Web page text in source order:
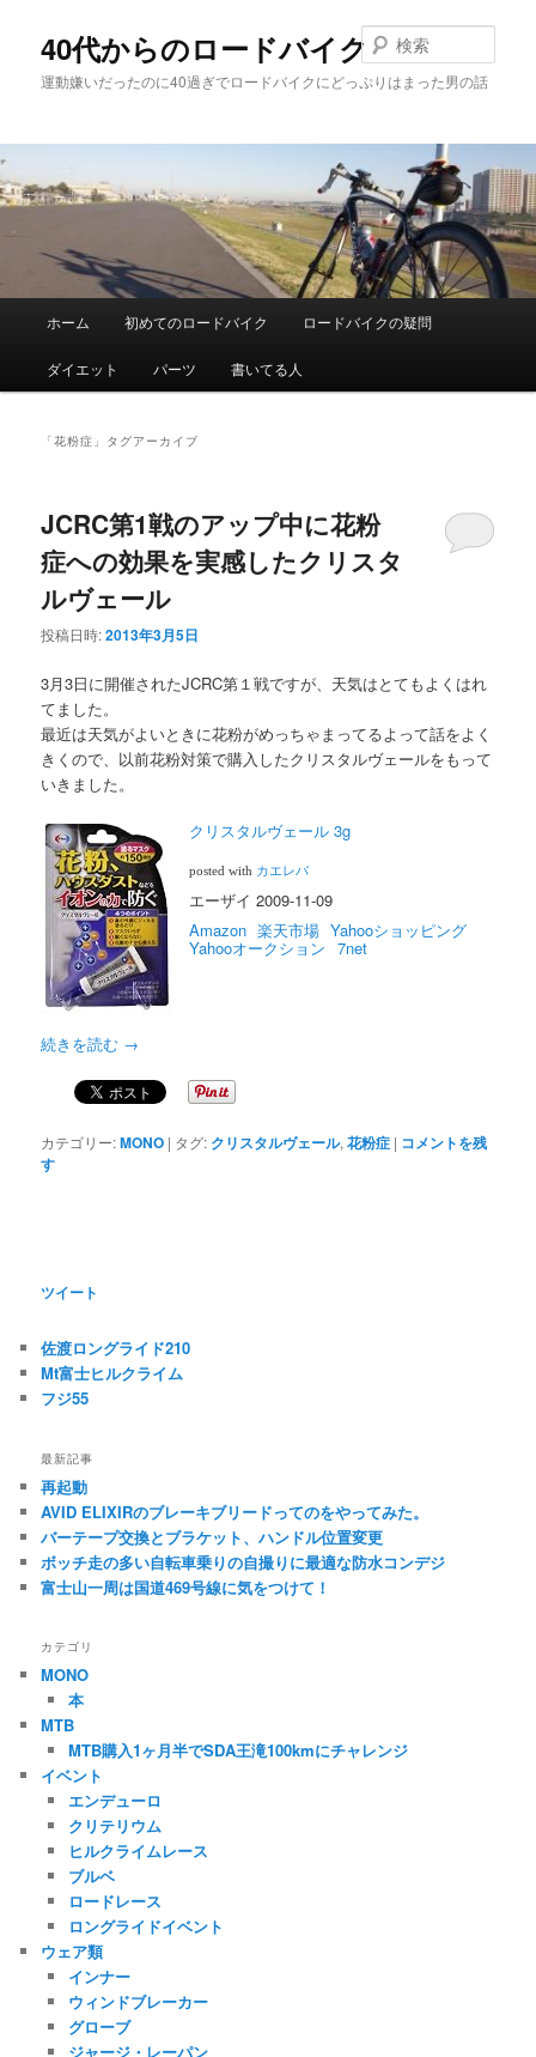
テ
ン
ツ
へ
移
ン
ツ
へ
移
動
40代からのロードバイク
運動嫌いだったのに40過ぎでロードバイクにどっぷりはまった男の話
索
メ
ホーム 初めてのロードバイク ロードバイクの疑問
ダイエット パーツ 書いてる人
「花粉症 」タグアーカイブ
JCRC第1戦のアップ中に花粉
症への効果を実感したクリスタ
ルヴェール
投稿日時:2013年3月5日
3月3日に開催されたJCRC第１戦ですが、天気はとてもよくはれ
てました。
最近は天気がよいときに花粉がめっちゃまってるよって話をよく
きくので、以前花粉対策で購入したクリスタルヴェールをもって
いきました。
クリスタルヴェール 3g
posted with カエレバ
エーザイ 2009-11-09
Amazon 楽天市場 Yahooショッピング
Yahooオークション 7net
続きを読む →
カテゴリー:MONO | タグ: クリスタルヴェール,花粉症 | コメントを残
す
ツイート
佐渡ロングライド210
Mt富士ヒルクライム
フジ55
最新記事
再起動
AVID ELIXIRのブレーキブリードってのをやってみた。
バーテープ交換とブラケット、ハンドル位置変更
ボッチ走の多い自転車乗りの自撮りに最適な防水コンデジ
富士山一周は国道469号線に気をつけて！
カテゴリ
MONO
本
MTB
MTB購入1ヶ月半でSDA王滝100kmにチャレンジ
イベント
エンデューロ
クリテリウム
ヒルクライムレース
ブルベ
ロードレース
ロングライドイベント
ウェア類
インナー
ウィンドブレーカー
グローブ
ジャージ・レーパン